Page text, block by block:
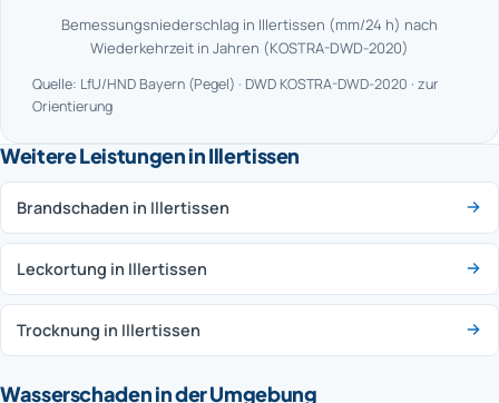
Bemessungsniederschlag in Illertissen (mm/24 h) nach
Wiederkehrzeit in Jahren (KOSTRA-DWD-2020)
Quelle: LfU/HND Bayern (Pegel) · DWD KOSTRA-DWD-2020 · zur
Orientierung
Weitere Leistungen in Illertissen
Brandschaden in Illertissen
Leckortung in Illertissen
Trocknung in Illertissen
Wasserschaden in der Umgebung